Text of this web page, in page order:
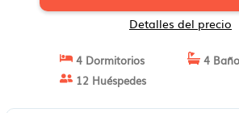
Detalles del precio
4 Dormitorios
4
12 Huéspedes